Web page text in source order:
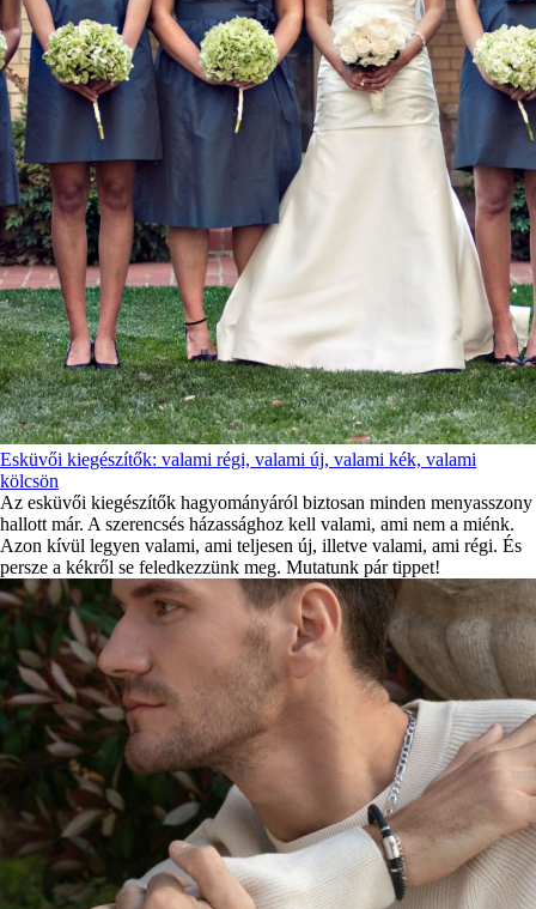
Esküvői kiegészítők: valami régi, valami új, valami kék, valami
kölcsön
Az esküvői kiegészítők hagyományáról biztosan minden menyasszony
hallott már. A szerencsés házassághoz kell valami, ami nem a miénk.
Azon kívül legyen valami, ami teljesen új, illetve valami, ami régi. És
persze a kékről se feledkezzünk meg. Mutatunk pár tippet!